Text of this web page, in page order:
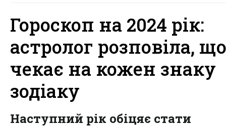
Гороскоп на 2024 рік:
астролог розповіла, що
чекає на кожен знаку
зодіаку
Наступний рік обіцяє стати